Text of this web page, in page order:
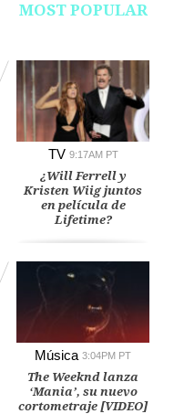
MOST POPULAR
TV 9:17AM PT
¿Will Ferrell y
Kristen Wiig juntos
en película de
Lifetime?
Música 3:04PM PT
The Weeknd lanza
‘Mania’, su nuevo
cortometraje [VIDEO]